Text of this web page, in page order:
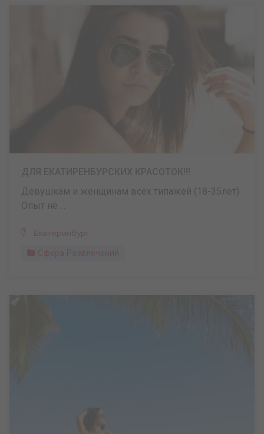
Девушкам и женщинам всех типажей (18-35лет)
Опыт не ...
Екатеринбург
Сфера Развлечений